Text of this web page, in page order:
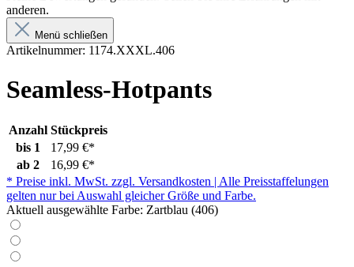
anderen.
Menü schließen
Artikelnummer: 1174.XXXL.406
Seamless-Hotpants
Anzahl Stückpreis
bis 1
17,99 €*
ab 2
16,99 €*
* Preise inkl. MwSt. zzgl. Versandkosten | Alle Preisstaffelungen
gelten nur bei Auswahl gleicher Größe und Farbe.
Aktuell ausgewählte Farbe: Zartblau (406)